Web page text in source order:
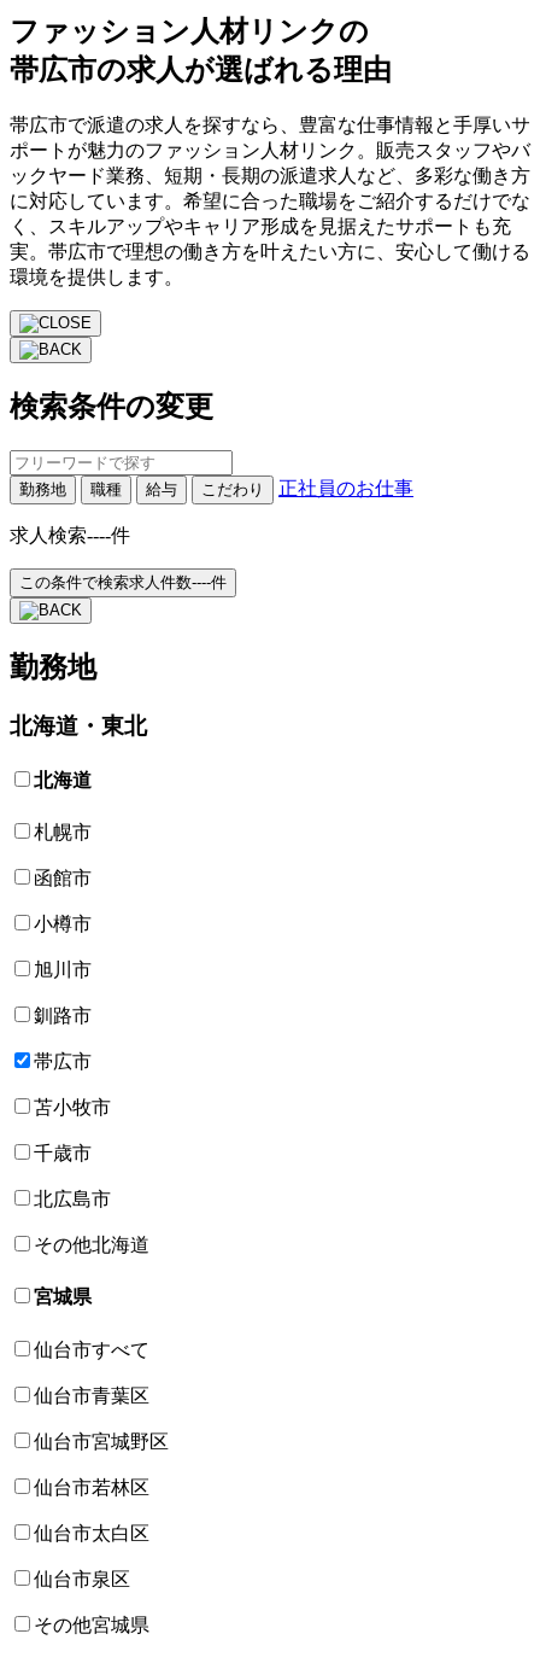
ファッション人材リンクの
帯広市の求人が選ばれる理由
帯広市で派遣の求人を探すなら、豊富な仕事情報と手厚いサ
ポートが魅力のファッション人材リンク。販売スタッフやバ
ックヤード業務、短期・長期の派遣求人など、多彩な働き方
に対応しています。希望に合った職場をご紹介するだけでな
く、スキルアップやキャリア形成を見据えたサポートも充
実。帯広市で理想の働き方を叶えたい方に、安心して働ける
環境を提供します。
検索条件の変更
勤務地 職種 給与 こだわり 正社員のお仕事
求人検索----件
この条件で検索求人件数----件
勤務地
北海道・東北
北海道
札幌市
函館市
小樽市
旭川市
釧路市
帯広市
苫小牧市
千歳市
北広島市
その他北海道
宮城県
仙台市すべて
仙台市青葉区
仙台市宮城野区
仙台市若林区
仙台市太白区
仙台市泉区
その他宮城県